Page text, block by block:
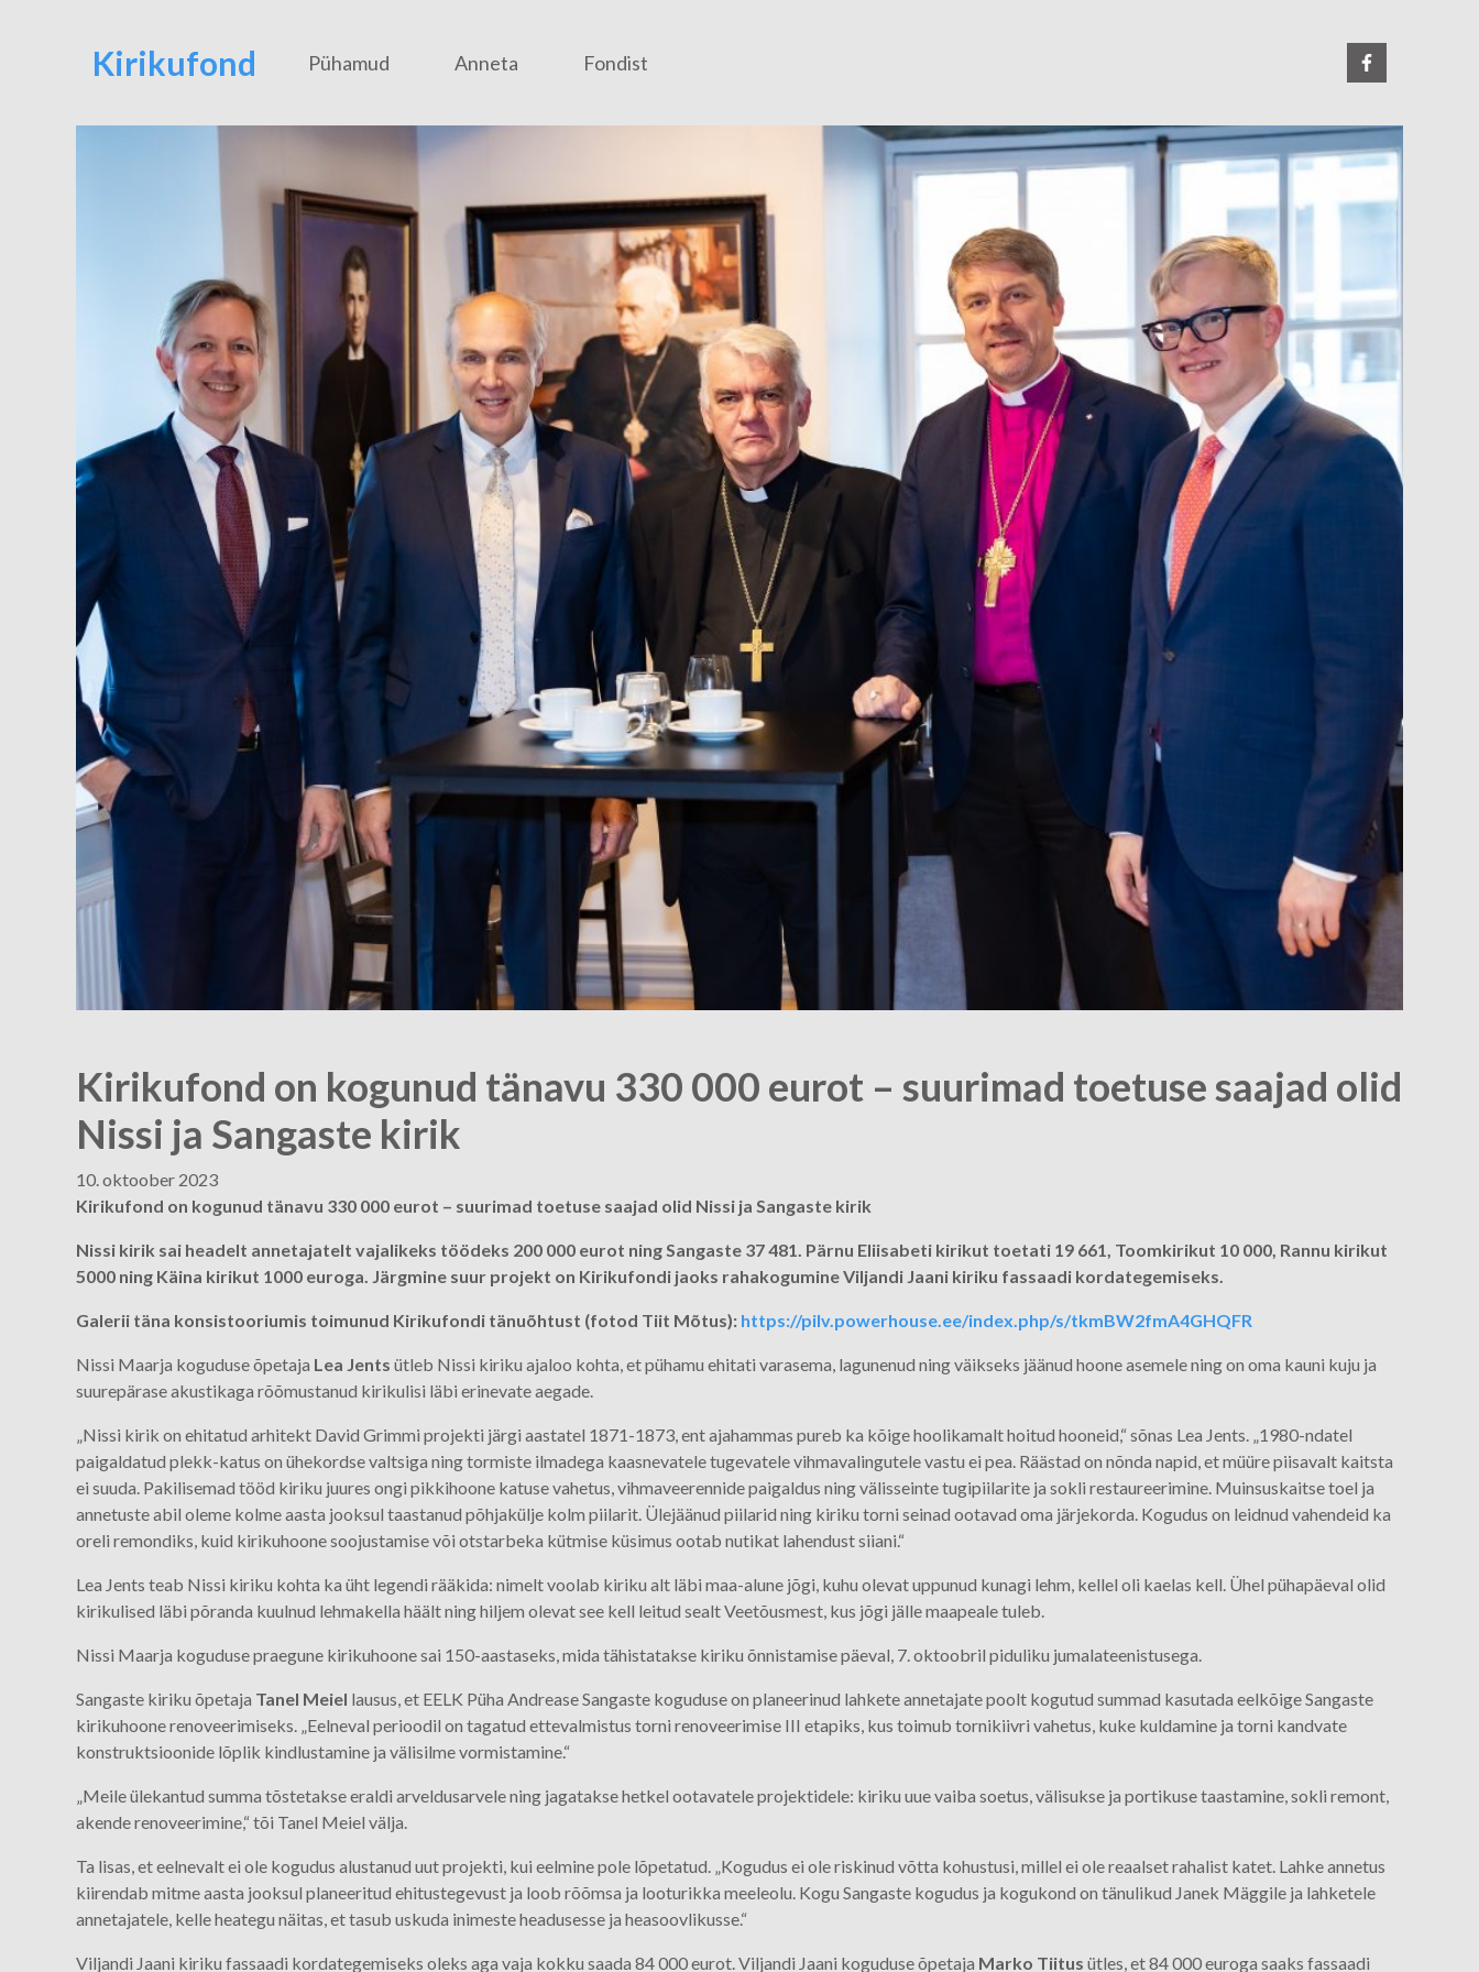
Kirikufond Pühamud Anneta Fondist
Kirikufond on kogunud tänavu 330 000 eurot – suurimad toetuse saajad olid
Nissi ja Sangaste kirik
10. oktoober 2023
Kirikufond on kogunud tänavu 330 000 eurot – suurimad toetuse saajad olid Nissi ja Sangaste kirik
Nissi kirik sai headelt annetajatelt vajalikeks töödeks 200 000 eurot ning Sangaste 37 481. Pärnu Eliisabeti kirikut toetati 19 661, Toomkirikut 10 000, Rannu kirikut
5000 ning Käina kirikut 1000 euroga. Järgmine suur projekt on Kirikufondi jaoks rahakogumine Viljandi Jaani kiriku fassaadi kordategemiseks.
Galerii täna konsistooriumis toimunud Kirikufondi tänuõhtust (fotod Tiit Mõtus): https://pilv.powerhouse.ee/index.php/s/tkmBW2fmA4GHQFR
Nissi Maarja koguduse õpetaja Lea Jents ütleb Nissi kiriku ajaloo kohta, et pühamu ehitati varasema, lagunenud ning väikseks jäänud hoone asemele ning on oma kauni kuju ja
suurepärase akustikaga rõõmustanud kirikulisi läbi erinevate aegade.
„Nissi kirik on ehitatud arhitekt David Grimmi projekti järgi aastatel 1871-1873, ent ajahammas pureb ka kõige hoolikamalt hoitud hooneid,“ sõnas Lea Jents. „1980-ndatel
paigaldatud plekk-katus on ühekordse valtsiga ning tormiste ilmadega kaasnevatele tugevatele vihmavalingutele vastu ei pea. Räästad on nõnda napid, et müüre piisavalt kaitsta
ei suuda. Pakilisemad tööd kiriku juures ongi pikkihoone katuse vahetus, vihmaveerennide paigaldus ning välisseinte tugipiilarite ja sokli restaureerimine. Muinsuskaitse toel ja
annetuste abil oleme kolme aasta jooksul taastanud põhjakülje kolm piilarit. Ülejäänud piilarid ning kiriku torni seinad ootavad oma järjekorda. Kogudus on leidnud vahendeid ka
oreli remondiks, kuid kirikuhoone soojustamise või otstarbeka kütmise küsimus ootab nutikat lahendust siiani.“
Lea Jents teab Nissi kiriku kohta ka üht legendi rääkida: nimelt voolab kiriku alt läbi maa-alune jõgi, kuhu olevat uppunud kunagi lehm, kellel oli kaelas kell. Ühel pühapäeval olid
kirikulised läbi põranda kuulnud lehmakella häält ning hiljem olevat see kell leitud sealt Veetõusmest, kus jõgi jälle maapeale tuleb.
Nissi Maarja koguduse praegune kirikuhoone sai 150-aastaseks, mida tähistatakse kiriku õnnistamise päeval, 7. oktoobril piduliku jumalateenistusega.
Sangaste kiriku õpetaja Tanel Meiel lausus, et EELK Püha Andrease Sangaste koguduse on planeerinud lahkete annetajate poolt kogutud summad kasutada eelkõige Sangaste
kirikuhoone renoveerimiseks. „Eelneval perioodil on tagatud ettevalmistus torni renoveerimise III etapiks, kus toimub tornikiivri vahetus, kuke kuldamine ja torni kandvate
konstruktsioonide lõplik kindlustamine ja välisilme vormistamine.“
„Meile ülekantud summa tõstetakse eraldi arveldusarvele ning jagatakse hetkel ootavatele projektidele: kiriku uue vaiba soetus, välisukse ja portikuse taastamine, sokli remont,
akende renoveerimine,“ tõi Tanel Meiel välja.
Ta lisas, et eelnevalt ei ole kogudus alustanud uut projekti, kui eelmine pole lõpetatud. „Kogudus ei ole riskinud võtta kohustusi, millel ei ole reaalset rahalist katet. Lahke annetus
kiirendab mitme aasta jooksul planeeritud ehitustegevust ja loob rõõmsa ja looturikka meeleolu. Kogu Sangaste kogudus ja kogukond on tänulikud Janek Mäggile ja lahketele
annetajatele, kelle heategu näitas, et tasub uskuda inimeste headusesse ja heasoovlikusse.“
Viljandi Jaani kiriku fassaadi kordategemiseks oleks aga vaja kokku saada 84 000 eurot. Viljandi Jaani koguduse õpetaja Marko Tiitus ütles, et 84 000 euroga saaks fassaadi